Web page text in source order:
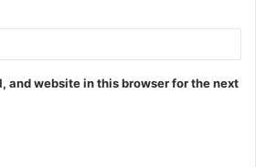
and website in this browser for the next